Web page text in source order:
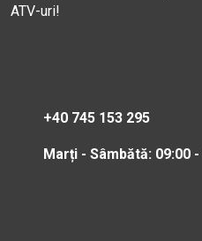
ATV-uri!
+40 745 153 295
Marți - Sâmbătă: 09:00 -